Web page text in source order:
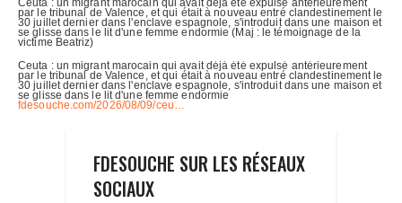
FDESOUCHE SUR LES RÉSEAUX
SOCIAUX